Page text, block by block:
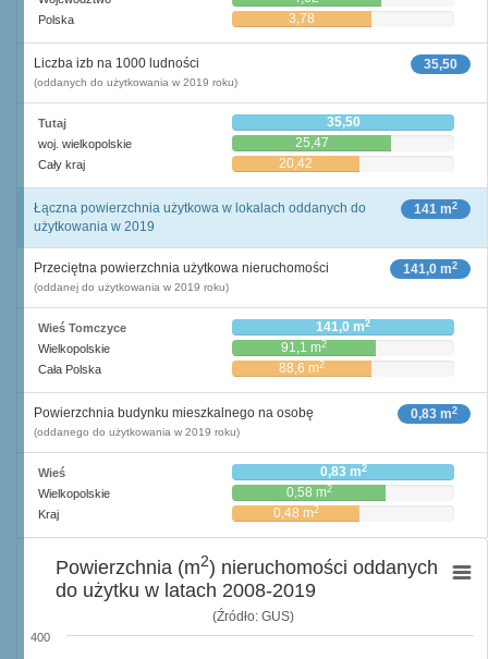
Polska 3,78
35,50
Liczba izb na 1000 ludności
(oddanych do użytkowania w 2019 roku)
Tutaj 35,50
woj. wielkopolskie 25,47
Cały kraj 20,42
141 m2
Łączna powierzchnia użytkowa w lokalach oddanych do
użytkowania w 2019
141,0 m2
Przeciętna powierzchnia użytkowa nieruchomości
(oddanej do użytkowania w 2019 roku)
Wieś Tomczyce 141,0 m2
Wielkopolskie 91,1 m2
Cała Polska 88,6 m2
0,83 m2
Powierzchnia budynku mieszkalnego na osobę
(oddanego do użytkowania w 2019 roku)
Wieś 0,83 m2
Wielkopolskie 0,58 m2
Kraj 0,48 m2
(Źródło: GUS)
400
Powierzchnia (m2) nieruchomości oddanych
do użytku w latach 2008-2019